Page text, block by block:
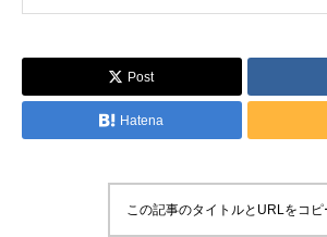
Post
Hatena
この記事のタイトルとURLをコピ